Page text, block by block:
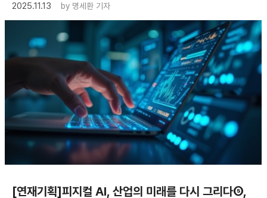
2025.11.13
by 명세환 기자
[연재기획]피지컬 AI, 산업의 미래를 다시 그리다⑤,